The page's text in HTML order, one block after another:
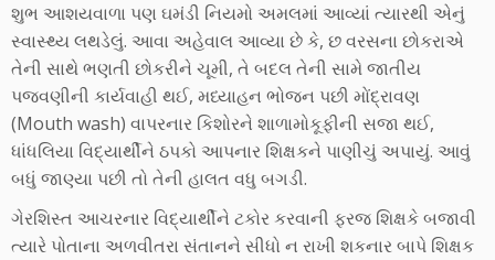
શુભ આશયવાળા પણ ઘમંડી નિયમો અમલમાં આવ્યાં ત્યારથી એનું
સ્વાસ્થ્ય લથડેલું. આવા અહેવાલ આવ્યા છે કે, છ વરસના છોકરાએ
તેની સાથે ભણતી છોકરીને ચૂમી, તે બદલ તેની સામે જાતીય
પજવણીની કાર્યવાહી થઈ, મધ્યાહન ભોજન પછી મોંદ્રાવણ
(Mouth wash) વાપરનાર કિશોરને શાળામોકૂફીની સજા થઈ,
ધાંધલિયા વિદ્યાર્થીને ઠપકો આપનાર શિક્ષકને પાણીચું અપાયું. આવું
બધું જાણ્યા પછી તો તેની હાલત વધુ બગડી.
ગેરશિસ્ત આચરનાર વિદ્યાર્થીને ટકોર કરવાની ફરજ શિક્ષકે બજાવી
ત્યારે પોતાના અળવીતરા સંતાનને સીધો ન રાખી શકનાર બાપે શિક્ષક